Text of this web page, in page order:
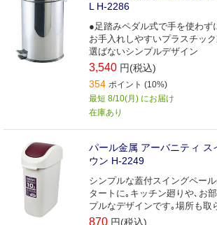
L H-2286
●足踏みペダル式で手を使わず
お手入れしやすいプラスチッ
選ばないシンプルデザイン
3,540 円(税込)
354 ポイント (10%)
最短 8/10(月) にお届け
在庫あり
パール金属 アーバニティ ス
ウン H-2249
シンプルな蓋付スイングペー
タートに｡キッチン廻りや､お
プルなデザインです｡場所も取
ズ｡家庭用にオススメです｡
870 円(税込)